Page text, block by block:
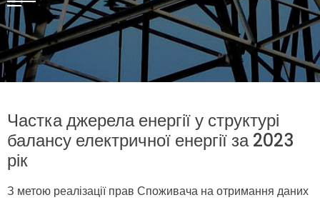
Частка джерела енергії у структурі
балансу електричної енергії за 2023
рік
З метою реалізації прав Споживача на отримання даних